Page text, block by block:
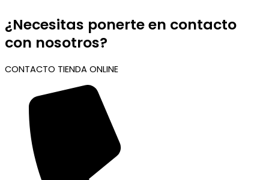
¿Necesitas ponerte en contacto
con nosotros?
CONTACTO TIENDA ONLINE